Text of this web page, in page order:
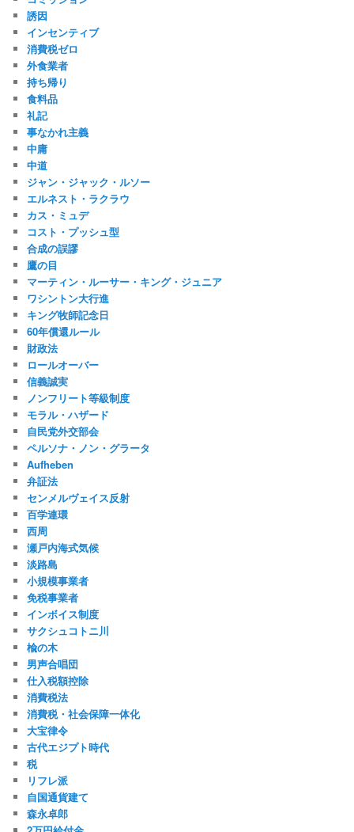
誘因
インセンティブ
消費税ゼロ
外食業者
持ち帰り
食料品
礼記
事なかれ主義
中庸
中道
ジャン・ジャック・ルソー
エルネスト・ラクラウ
カス・ミュデ
コスト・プッシュ型
合成の誤謬
鷹の目
マーティン・ルーサー・キング・ジュニア
ワシントン大行進
キング牧師記念日
60年償還ルール
財政法
ロールオーバー
信義誠実
ノンフリート等級制度
モラル・ハザード
自民党外交部会
ペルソナ・ノン・グラータ
Aufheben
弁証法
センメルヴェイス反射
百学連環
西周
瀬戸内海式気候
淡路島
小規模事業者
免税事業者
インボイス制度
サクシュコトニ川
楡の木
男声合唱団
仕入税額控除
消費税法
消費税・社会保障一体化
大宝律令
古代エジプト時代
税
リフレ派
自国通貨建て
森永卓郎